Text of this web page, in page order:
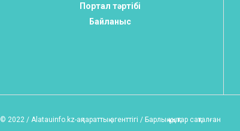
Портал тәртібі
Байланыс
© 2022 / Alatauinfo.kz-ақпараттық агенттігі / Барлық құқықтар сақталған